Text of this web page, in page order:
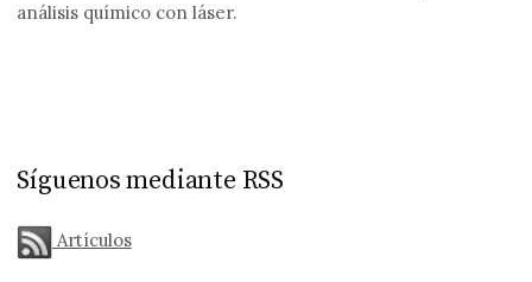
análisis químico con láser.
Síguenos mediante RSS
Artículos